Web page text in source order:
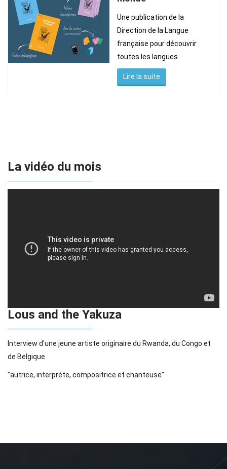
Une publication de la
Direction de la Langue
française pour découvrir
toutes les langues
Lire la suite
La vidéo du mois
Lous and the Yakuza
Interview d'une jeune artiste originaire du Rwanda, du Congo et
de Belgique
"autrice, interprète, compositrice et chanteuse"